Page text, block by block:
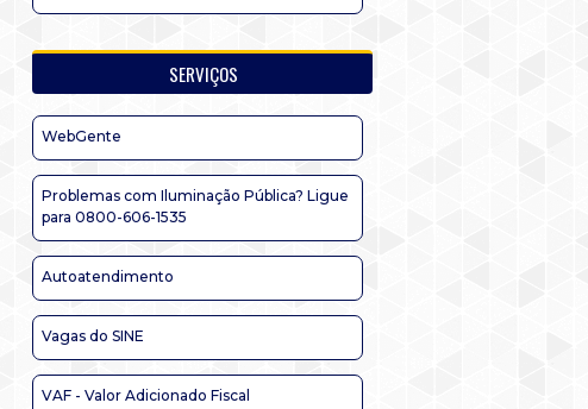
SERVIÇOS
WebGente
Problemas com Iluminação Pública? Ligue
para 0800-606-1535
Autoatendimento
Vagas do SINE
VAF - Valor Adicionado Fiscal